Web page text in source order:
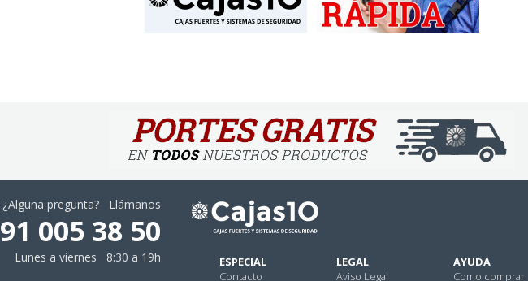
¿Alguna pregunta? Llámanos
91 005 38 50
Lunes a viernes 8:30 a 19h
ESPECIAL
Contacto
LEGAL
Aviso Legal
AYUDA
Como comprar